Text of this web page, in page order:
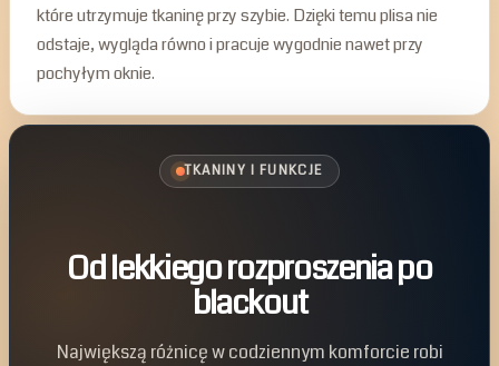
które utrzymuje tkaninę przy szybie. Dzięki temu plisa nie
odstaje, wygląda równo i pracuje wygodnie nawet przy
pochyłym oknie.
TKANINY I FUNKCJE
Od lekkiego rozproszenia po
blackout
Największą różnicę w codziennym komforcie robi